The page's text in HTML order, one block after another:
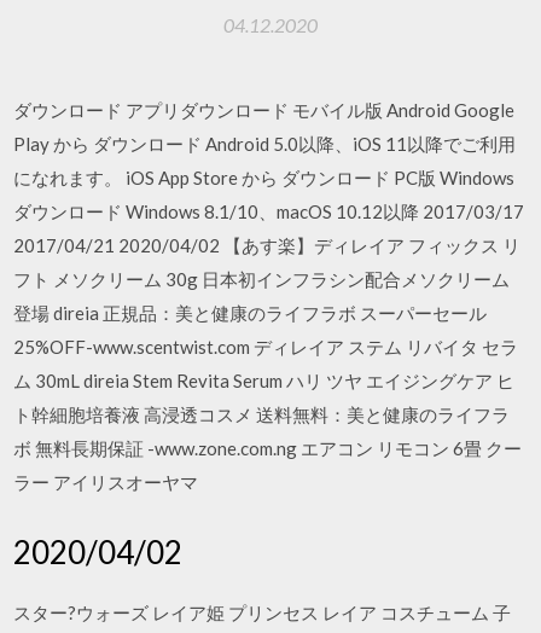
04.12.2020
ダウンロード アプリダウンロード モバイル版 Android Google
Play から ダウンロード Android 5.0以降、iOS 11以降でご利用
になれます。 iOS App Store から ダウンロード PC版 Windows
ダウンロード Windows 8.1/10、macOS 10.12以降 2017/03/17
2017/04/21 2020/04/02 【あす楽】ディレイア フィックス リ
フト メソクリーム 30g 日本初インフラシン配合メソクリーム
登場 direia 正規品：美と健康のライフラボ スーパーセール
25%OFF-www.scentwist.com ディレイア ステム リバイタ セラ
ム 30mL direia Stem Revita Serum ハリ ツヤ エイジングケア ヒ
ト幹細胞培養液 高浸透コスメ 送料無料：美と健康のライフラ
ボ 無料長期保証 -www.zone.com.ng エアコン リモコン 6畳 クー
ラー アイリスオーヤマ
2020/04/02
スター?ウォーズ レイア姫 プリンセス レイア コスチューム 子